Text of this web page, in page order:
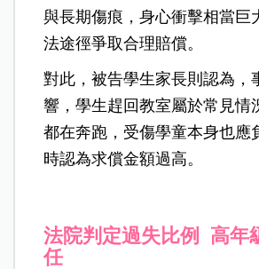
與長期傷痕，身心衝擊相當巨
法途徑爭取合理賠償。
對此，被告學生家長則認為，
響，學生趕回教室屬於常見情
都在奔跑，受傷學童本身也應
時認為求償金額過高。
法院判定過失比例 高年
任